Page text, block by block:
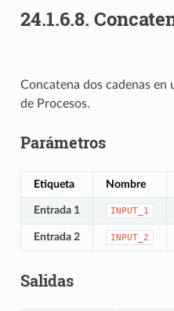
24.1.6.8.
Concatena dos cadenas en
de Procesos.
Parámetros
Etiqueta Nombre
Entrada 1 INPUT_1
Entrada 2 INPUT_2
Salidas